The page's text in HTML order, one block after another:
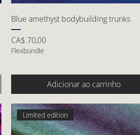
Blue amethyst bodybuilding trunks
Preço
CA$ 70,00
Flexbundle
Adicionar ao carrinho
Limited edition